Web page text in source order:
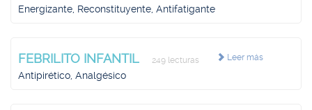
Energizante, Reconstituyente, Antifatigante
Leer más
FEBRILITO INFANTIL 249 lecturas
Antipirético, Analgésico